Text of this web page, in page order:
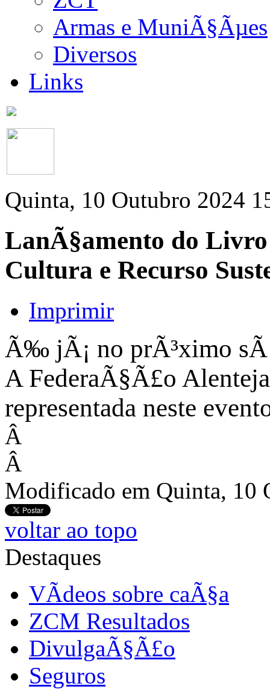
Armas e MuniÃ§Ãµes
Diversos
Links
Quinta, 10 Outubro 2024
LanÃ§amento do
Cultura e Recurso
Imprimir
Ã‰ jÃ¡ no prÃ³ximo
A FederaÃ§Ã£o
representada neste
Â
Â
Modificado em Quinta, 10
voltar ao topo
Destaques
VÃ­deos sobre caÃ§a
ZCM Resultados
DivulgaÃ§Ã£o
Seguros